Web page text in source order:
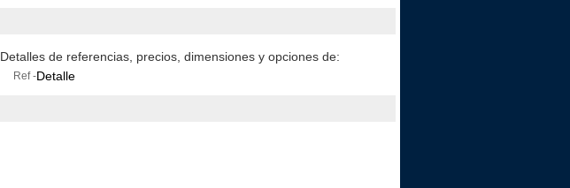
Detalles de referencias, precios, dimensiones y opciones de:
Ref -Detalle